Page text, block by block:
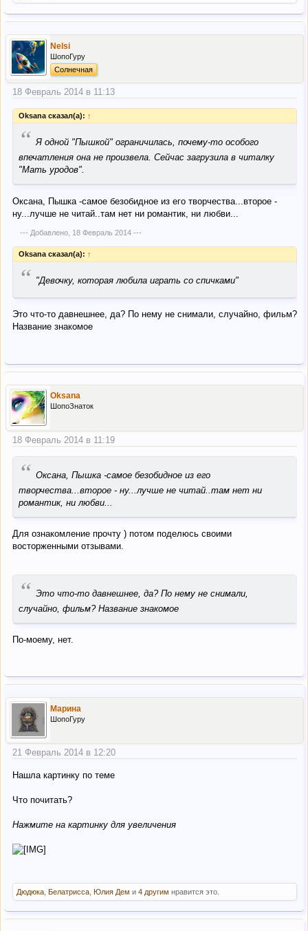
Nelsi
ШопоГуру
Солнечная
18 Февраль 2014 в 11:13
Oksana сказал(а): ↑
“ Я одной "Пышкой" ограничилась, почему-то особого
впечатления она не произвела. Сейчас загрузила в читалку
"Мать уродов".
Оксана, Пышка -самое безобидное из его творчества...второе -
ну...лучше не читай..там нет ни романтик, ни любви...
--- Добавлено, 18 Февраль 2014---
Oksana сказал(а): ↑
“ "Девочку, которая любила играть со спичками"
Это что-то давнешнее, да? По нему не снимали, случайно, фильм?
Название знакомое
Oksana
ШопоЗнаток
18 Февраль 2014 в 11:19
“ Оксана, Пышка -самое безобидное из его
творчества...второе - ну...лучше не читай..там нет ни
романтик, ни любви...
Для ознакомление прочту ) потом поделюсь своими
восторженными отзывами.
“ Это что-то давнешнее, да? По нему не снимали,
случайно, фильм? Название знакомое
По-моему, нет.
Марина
ШопоГуру
21 Февраль 2014 в 12:20
Нашла картинку по теме
Что почитать?
Нажмите на картинку для увеличения
Дюдюка Белатрисса Юлия Дем и 4 другим нравится это.